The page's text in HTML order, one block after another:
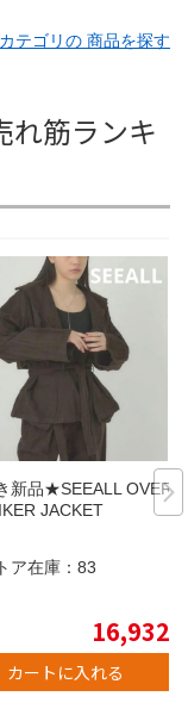
テゴリの 商品を探す
れ筋ランキ
新品★SEEALL OVERS
JACKET
ア在庫： 83
16,932
カートに入れる